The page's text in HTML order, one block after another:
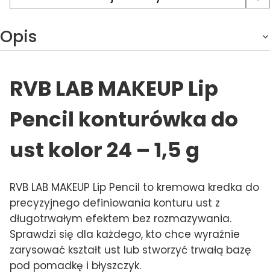
Opis
RVB LAB MAKEUP Lip
Pencil konturówka do
ust kolor 24 – 1,5 g
RVB LAB MAKEUP Lip Pencil to kremowa kredka do
precyzyjnego definiowania konturu ust z
długotrwałym efektem bez rozmazywania.
Sprawdzi się dla każdego, kto chce wyraźnie
zarysować kształt ust lub stworzyć trwałą bazę
pod pomadkę i błyszczyk.